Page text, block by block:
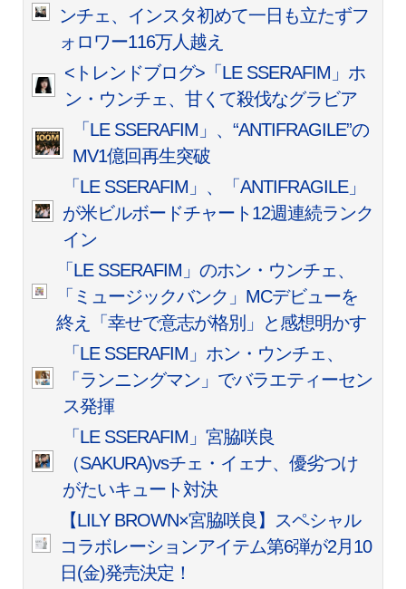
ンチェ、インスタ初めて一日も立たずフ
ォロワー116万人越え
<トレンドブログ>「LE SSERAFIM」ホ
ン・ウンチェ、甘くて殺伐なグラビア
「LE SSERAFIM」、“ANTIFRAGILE”の
MV1億回再生突破
「LE SSERAFIM」、「ANTIFRAGILE」
が米ビルボードチャート12週連続ランク
イン
「LE SSERAFIM」のホン・ウンチェ、
「ミュージックバンク」MCデビューを
終え「幸せで意志が格別」と感想明かす
「LE SSERAFIM」ホン・ウンチェ、
「ランニングマン」でバラエティーセン
ス発揮
「LE SSERAFIM」宮脇咲良
（SAKURA)vsチェ・イェナ、優劣つけ
がたいキュート対決
【LILY BROWN×宮脇咲良】スペシャル
コラボレーションアイテム第6弾が2月10
日(金)発売決定！